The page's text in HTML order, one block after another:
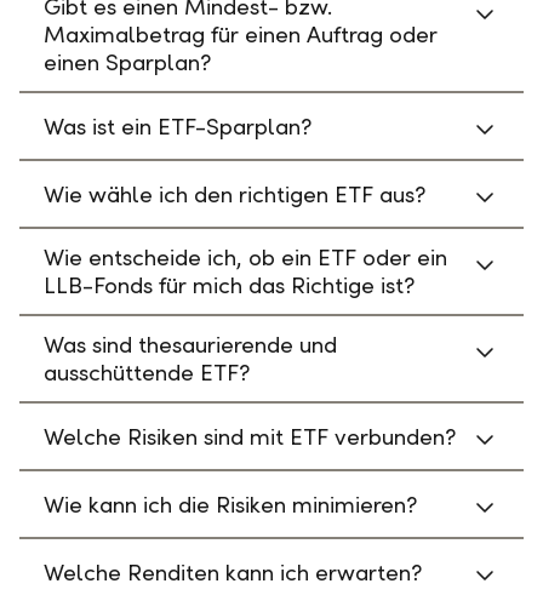
Gibt es einen Mindest- bzw.
Maximalbetrag für einen Auftrag oder
einen Sparplan?
Was ist ein ETF-Sparplan?
Wie wähle ich den richtigen ETF aus?
Wie entscheide ich, ob ein ETF oder ein
LLB-Fonds für mich das Richtige ist?
Was sind thesaurierende und
ausschüttende ETF?
Welche Risiken sind mit ETF verbunden?
Wie kann ich die Risiken minimieren?
Welche Renditen kann ich erwarten?